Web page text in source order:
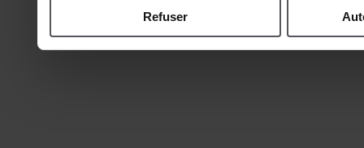
Refuser